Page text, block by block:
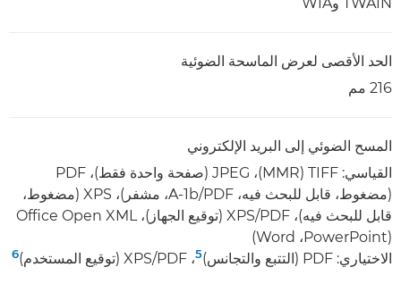
TWAIN وWIA
الحد الأقصى لعرض الماسحة الضوئية
216 مم
المسح الضوئي إلى البريد الإلكتروني
(مضغوط، قابل للبحث فيه، PDF‏/A-1b، مشفر)، XPS‏ (مضغوط،
(PowerPoint‏، Word)
الاختياري: PDF (التتبع والتجانس)
5، ‏PDF‏/XPS (توقيع المستخدم) 6